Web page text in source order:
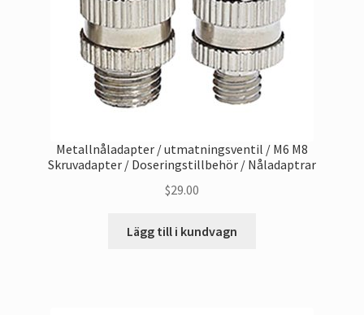
Metallnåladapter / utmatningsventil / M6 M8
Skruvadapter / Doseringstillbehör / Nåladaptrar
$29.00
Lägg till i kundvagn